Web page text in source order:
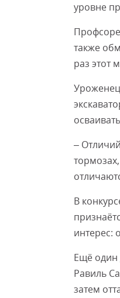
уровне
также
раз этот
Уроженец
–
В
интерес:
Ещё один
Равиль
затем